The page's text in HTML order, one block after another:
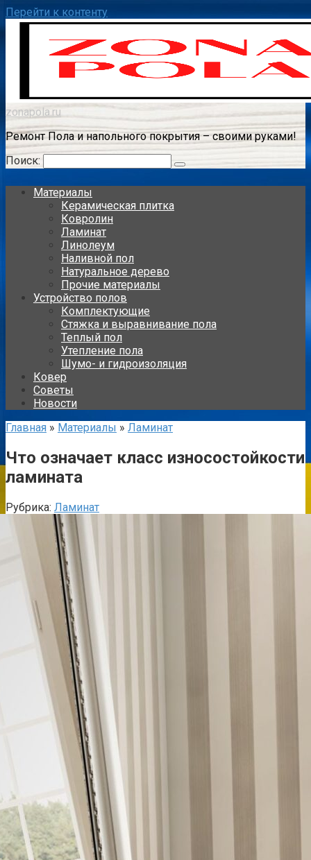
Перейти к контенту
zonapola.ru
Ремонт Пола и напольного покрытия – своими руками!
Поиск:
Материалы
Керамическая плитка
Ковролин
Ламинат
Линолеум
Наливной пол
Натуральное дерево
Прочие материалы
Устройство полов
Комплектующие
Стяжка и выравнивание пола
Теплый пол
Утепление пола
Шумо- и гидроизоляция
Ковер
Советы
Новости
Главная » Материалы » Ламинат
Что означает класс износостойкости
ламината
Рубрика: Ламинат